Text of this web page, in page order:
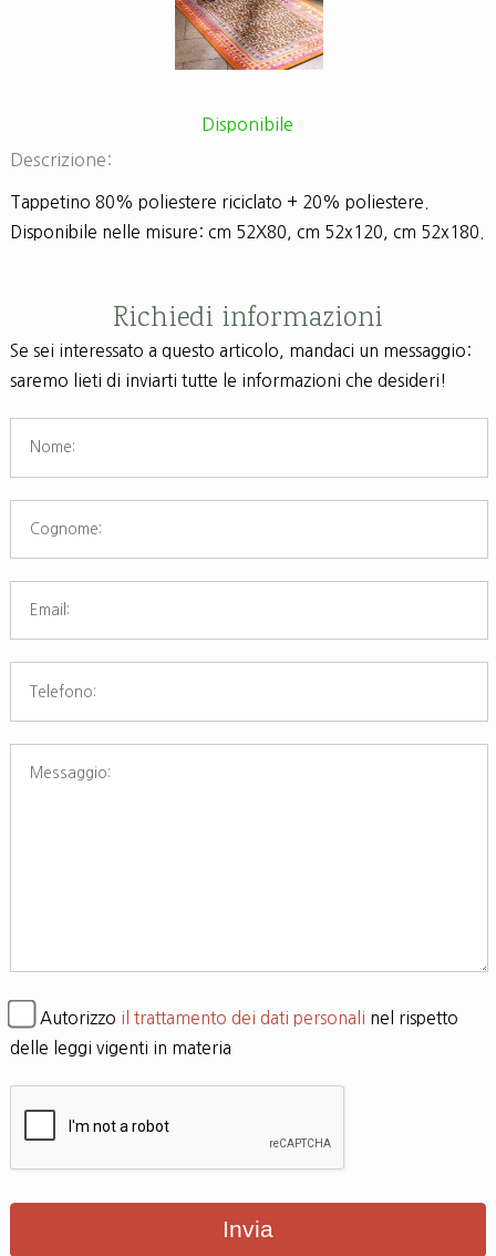
Disponibile
Descrizione:
Tappetino 80% poliestere riciclato + 20% poliestere.
Disponibile nelle misure: cm 52X80, cm 52x120, cm 52x180.
Richiedi informazioni
Se sei interessato a questo articolo, mandaci un messaggio:
saremo lieti di inviarti tutte le informazioni che desideri!
Autorizzo il trattamento dei dati personali nel rispetto
delle leggi vigenti in materia